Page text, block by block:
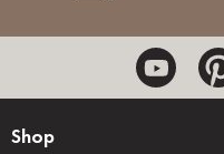
Shop